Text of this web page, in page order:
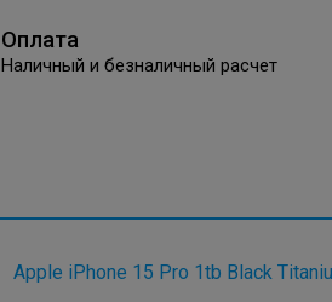
Оплата
Наличный и безналичный расчет
Apple iPhone 15 Pro 1tb Black